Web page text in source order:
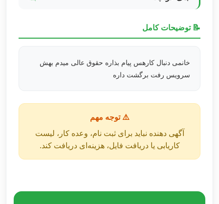
📝 توضیحات کامل
خانمی دنبال کارهس پیام بذاره حقوق عالی میدم بهش
سرویس رفت برگشت داره
⚠️ توجه مهم
آگهی دهنده نباید برای ثبت نام، وعده کار، لیست
کاریابی یا دریافت فایل، هزینه‌ای دریافت کند.